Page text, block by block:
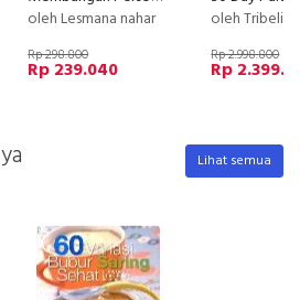
oleh Lesmana nahar
Rp 298.800
Rp 239.040
oleh Tribelio X
Rp 2.998.800
Rp
Lihat semua